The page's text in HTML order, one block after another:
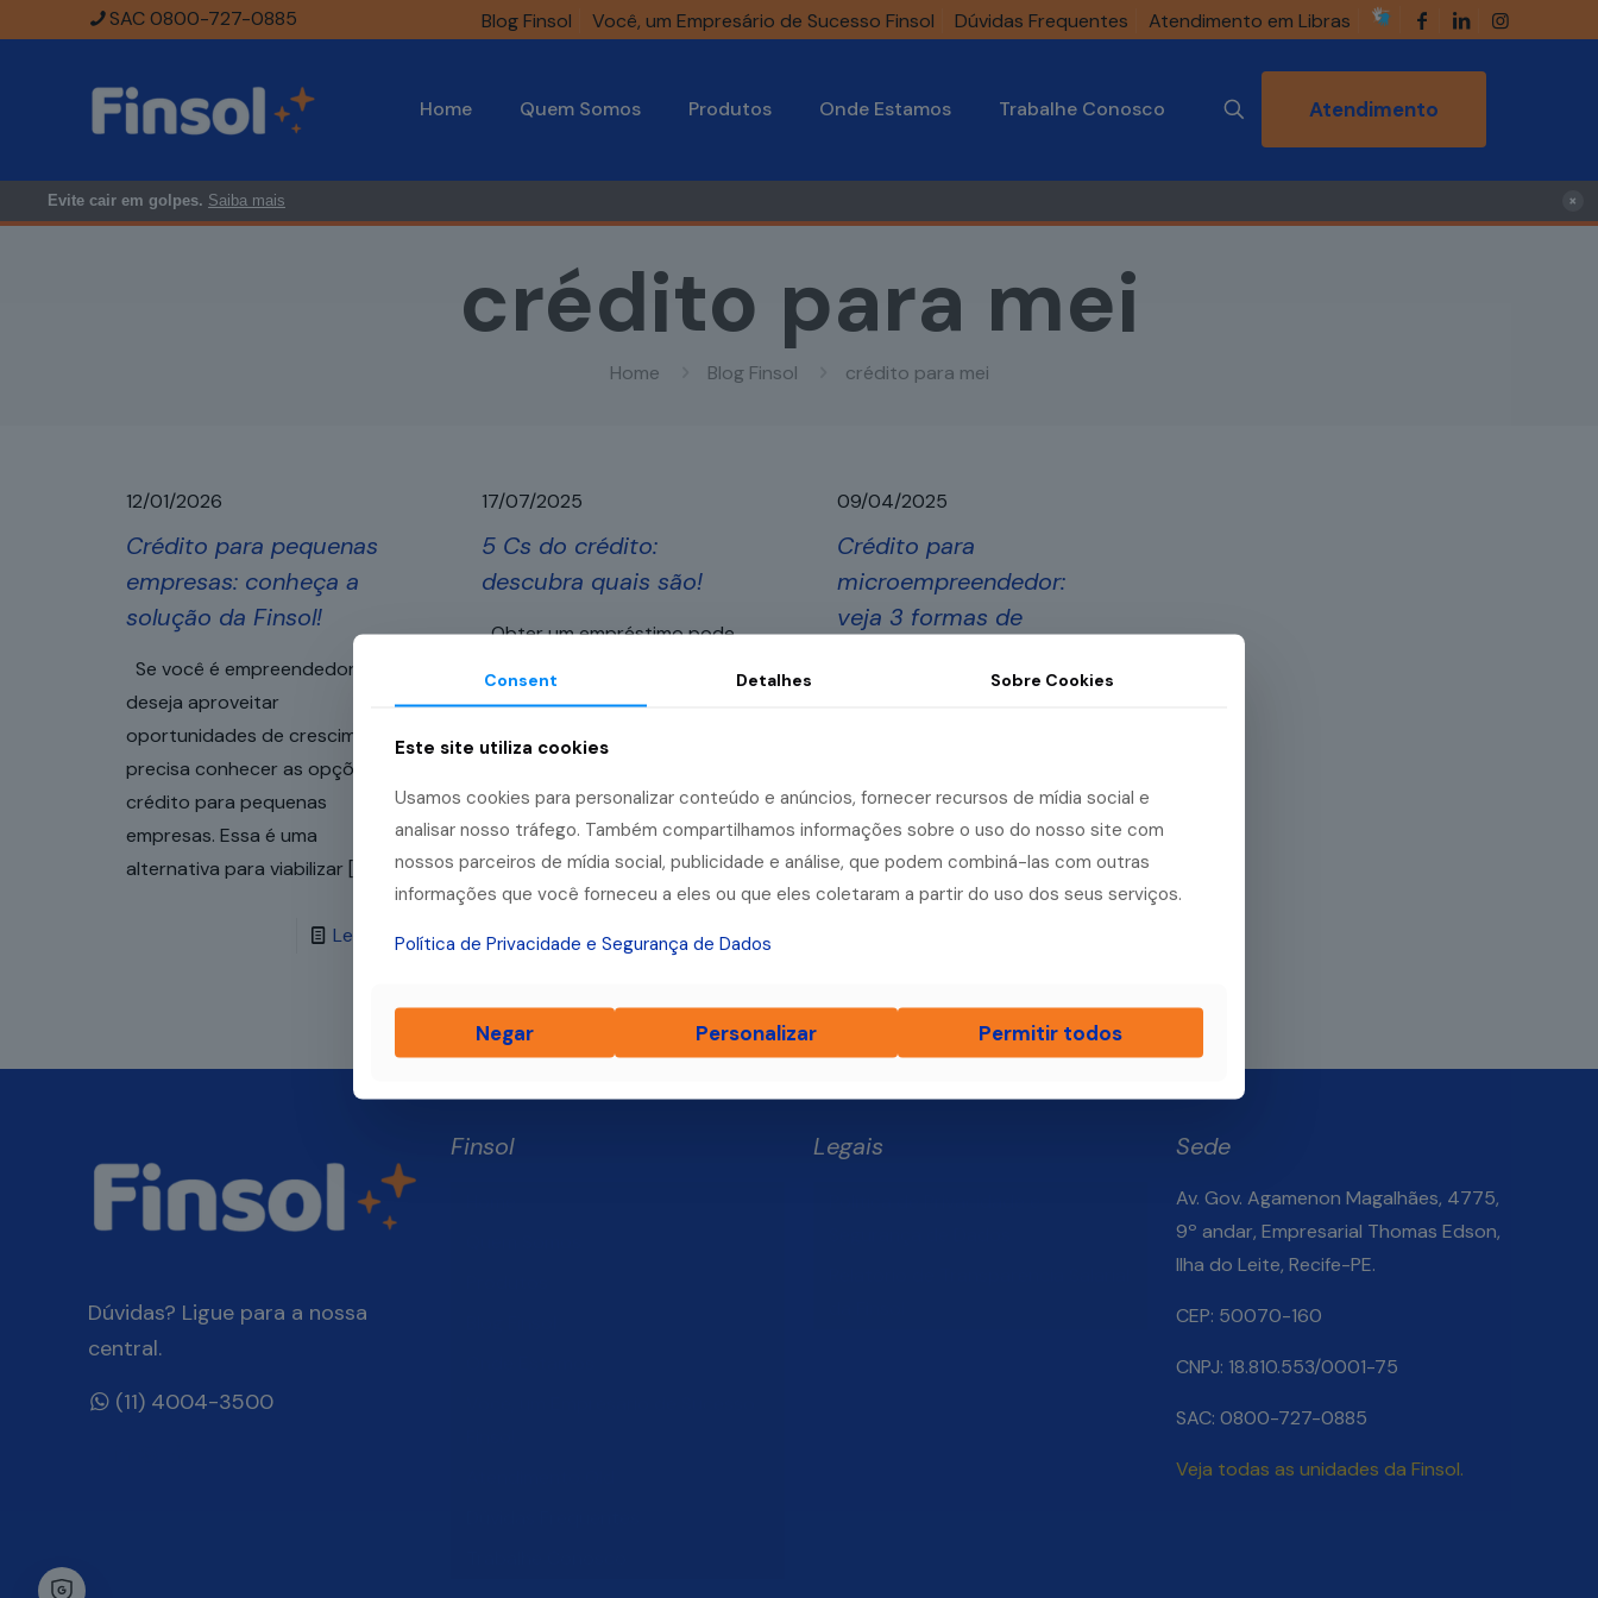
SAC 0800-727-0885 Blog Finsol Você, um Empresário de Sucesso Finsol Dúvidas Frequentes Atendimento em Libras
Home Quem Somos Produtos Onde Estamos Trabalhe Conosco Atendimento
Evite cair em golpes. Saiba mais ×
crédito para mei
Home Blog Finsol crédito para mei
12/01/2026
Crédito para pequenas
empresas: conheça a
solução da Finsol!
Se você é empreendedor e
deseja aproveitar
oportunidades de crescimento,
precisa conhecer as opções de
crédito para pequenas
empresas. Essa é uma
alternativa para viabilizar […]
Leia mais
17/07/2025
5 Cs do crédito:
descubra quais são!
Obter um empréstimo pode
prática as estratégias
contatar uma empresa de[…]
Leia mais
09/04/2025
Crédito para
microempreendedor:
veja 3 formas de
grande passo no
empreendedorismo. Afinal, o
dinheiro pode ser utilizado para
expandir as operações ou[…]
Dúvidas? Ligue para a nossa
central.
(11) 4004-3500
Finsol Legais Sede
Av. Gov. Agamenon Magalhães, 4775,
9º andar, Empresarial Thomas Edson,
Ilha do Leite, Recife-PE.
CEP: 50070-160
CNPJ: 18.810.553/0001-75
SAC: 0800-727-0885
Veja todas as unidades da Finsol.
Consent Detalhes Sobre Cookies
Este site utiliza cookies
Usamos cookies para personalizar conteúdo e anúncios, fornecer recursos de mídia social e
analisar nosso tráfego. Também compartilhamos informações sobre o uso do nosso site com
nossos parceiros de mídia social, publicidade e análise, que podem combiná-las com outras
informações que você forneceu a eles ou que eles coletaram a partir do uso dos seus serviços.
Política de Privacidade e Segurança de Dados
Negar Personalizar Permitir todos